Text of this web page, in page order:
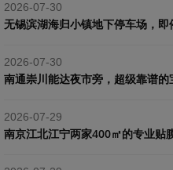
2026-07-30
无锡滨湖海归小镇地下停车场，即
2026-07-30
南通崇川能达夜市旁，超级靠谱的
2026-07-29
南京江北江宁两家400㎡的专业贴